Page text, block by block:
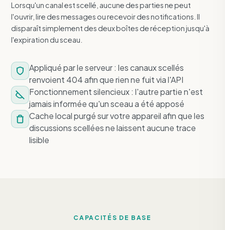
Lorsqu'un canal est scellé, aucune des parties ne peut
l'ouvrir, lire des messages ou recevoir des notifications. Il
disparaît simplement des deux boîtes de réception jusqu'à
l'expiration du sceau.
Appliqué par le serveur : les canaux scellés
renvoient 404 afin que rien ne fuit via l'API
Fonctionnement silencieux : l'autre partie n'est
jamais informée qu'un sceau a été apposé
Cache local purgé sur votre appareil afin que les
discussions scellées ne laissent aucune trace
lisible
CAPACITÉS DE BASE